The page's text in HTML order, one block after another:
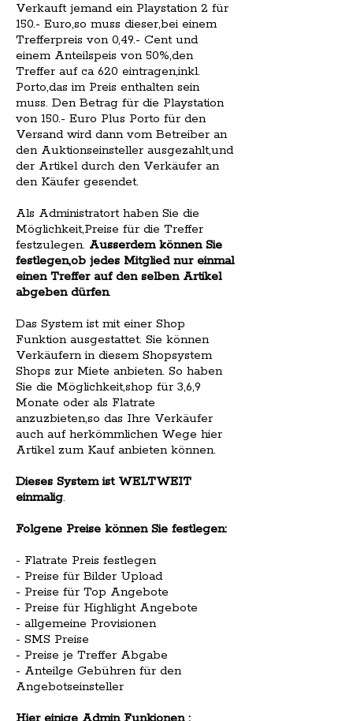
Verkauft jemand ein Playstation 2 für
150.- Euro,so muss dieser,bei einem
Trefferpreis von 0,49.- Cent und
einem Anteilspeis von 50%,den
Treffer auf ca 620 eintragen,inkl.
Porto,das im Preis enthalten sein
muss. Den Betrag für die Playstation
von 150.- Euro Plus Porto für den
Versand wird dann vom Betreiber an
den Auktionseinsteller ausgezahlt,und
der Artikel durch den Verkäufer an
den Käufer gesendet.
Als Administratort haben Sie die
Möglichkeit,Preise für die Treffer
festzulegen. Ausserdem können Sie
festlegen,ob jedes Mitglied nur einmal
einen Treffer auf den selben Artikel
abgeben dürfen.
Das System ist mit einer Shop
Funktion ausgestattet. Sie können
Verkäufern in diesem Shopsystem
Shops zur Miete anbieten. So haben
Sie die Möglichkeit,shop für 3,6,9
Monate oder als Flatrate
anzuzbieten,so das Ihre Verkäufer
auch auf herkömmlichen Wege hier
Artikel zum Kauf anbieten können.
Dieses System ist WELTWEIT
einmalig.
Folgene Preise können Sie festlegen:
- Flatrate Preis festlegen
- Preise für Bilder Upload
- Preise für Top Angebote
- Preise für Highlight Angebote
- allgemeine Provisionen
- SMS Preise
- Preise je Treffer Abgabe
- Anteilge Gebühren für den
Angebotseinsteller